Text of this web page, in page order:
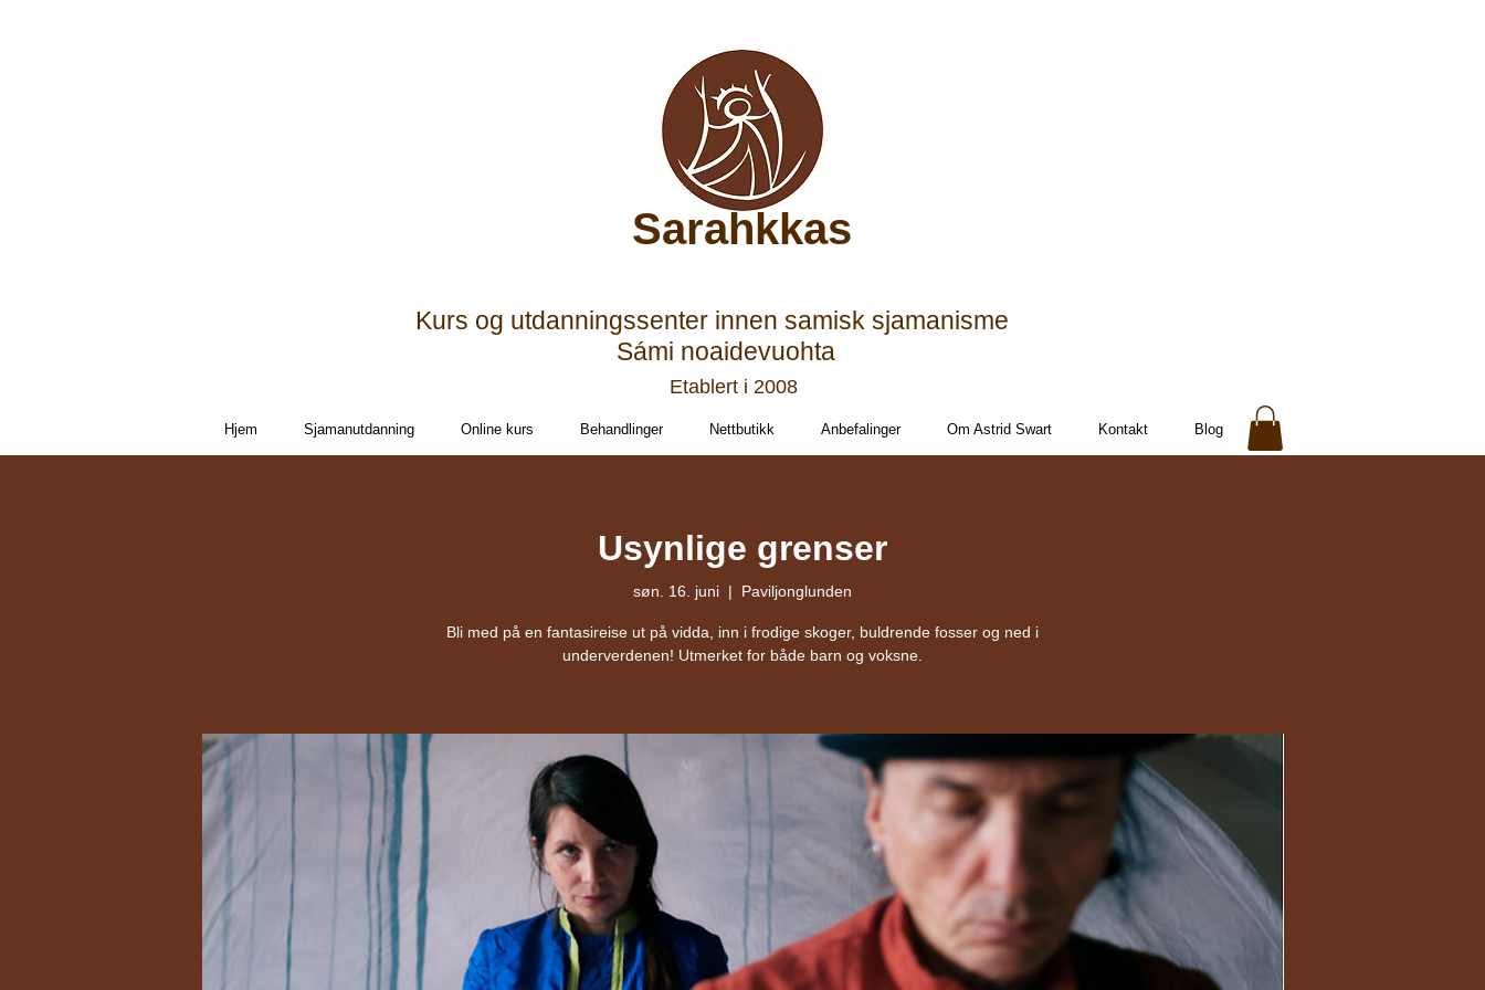
Sarahkkas
Kurs og utdanningssenter innen samisk sjamanisme
Sámi noaidevuohta
Etablert i 2008
Hjem Sjamanutdanning Online kurs Behandlinger Nettbutikk Anbefalinger Om Astrid Swart Kontakt Blog
Usynlige grenser
søn. 16. juni
  |
Paviljonglunden
Bli med på en fantasireise ut på vidda, inn i frodige skoger, buldrende fosser og ned i
underverdenen! Utmerket for både barn og voksne.